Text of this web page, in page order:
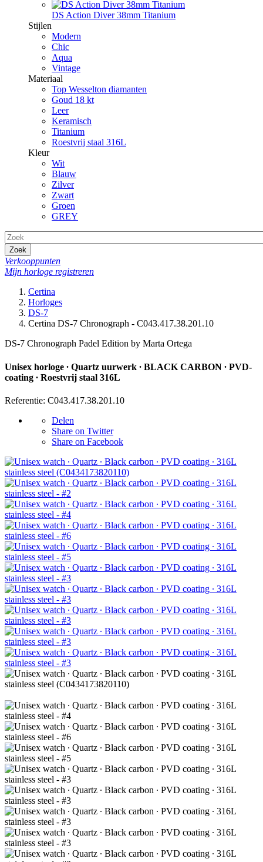
DS Action Diver 38mm Titanium
Stijlen
Modern
Chic
Aqua
Vintage
Materiaal
Top Wesselton diamanten
Goud 18 kt
Leer
Keramisch
Titanium
Roestvrij staal 316L
Kleur
Wit
Blauw
Zilver
Zwart
Groen
GREY
Zoek
Verkooppunten
Mijn horloge registreren
Certina
Horloges
DS-7
Certina DS-7 Chronograph - C043.417.38.201.10
DS-7 Chronograph Padel Edition by Marta Ortega
Unisex horloge ∙ Quartz uurwerk ∙ BLACK CARBON ∙ PVD-
coating ∙ Roestvrij staal 316L
Referentie: C043.417.38.201.10
Delen
Share on Twitter
Share on Facebook